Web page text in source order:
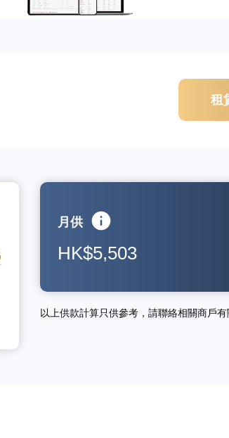
租
月供
HK$5,503
以上供款計算只供參考，請聯絡相關商戶有